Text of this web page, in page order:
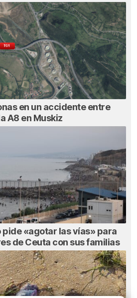
en un accidente entre
A8 en Muskiz
pide «agotar las vías» para
de Ceuta con sus familias